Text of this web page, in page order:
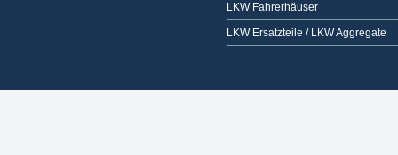
LKW Fahrerhäuser
LKW Ersatzteile / LKW Aggregate